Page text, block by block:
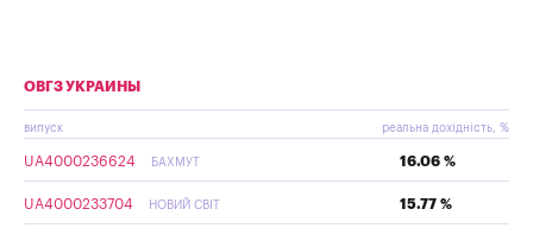
ОВГЗ УКРАИНЫ
випуск реальна дохідність, %
UA4000236624 БАХМУТ 16.06 %
UA4000233704 НОВИЙ СВІТ 15.77 %